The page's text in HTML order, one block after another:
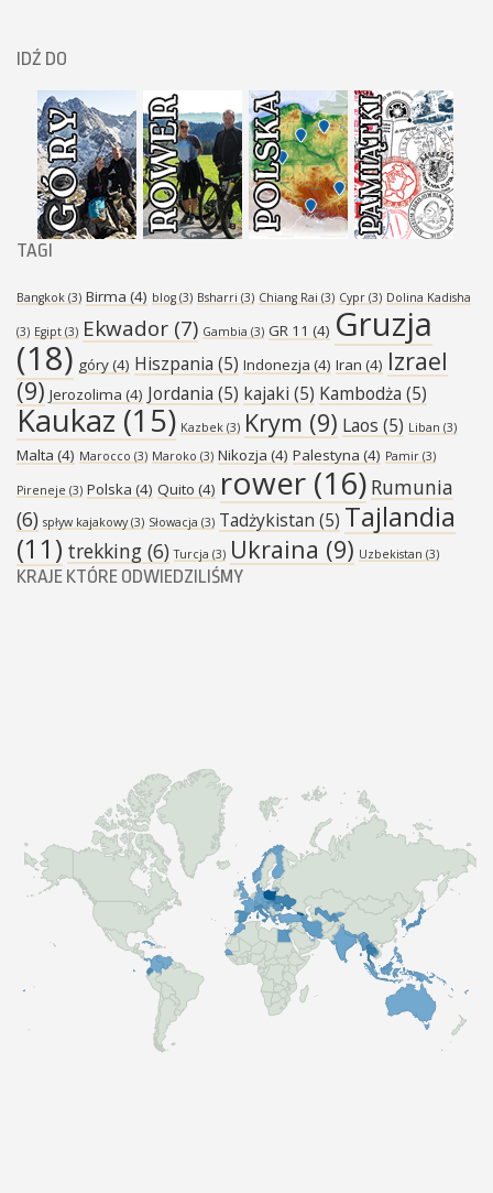
IDŹ DO
TAGI
Bangkok (3) Birma (4) blog (3) Bsharri (3) Chiang Rai (3) Cypr (3) Dolina Kadisha
(3) Egipt (3) Ekwador (7) Gambia (3) GR 11 (4) Gruzja
(18) góry(4) Hiszpania (5) Indonezja (4) Iran (4) Izrael
(9) Jerozolima (4) Jordania (5) kajaki (5) Kambodża (5)
Kaukaz (15) Kazbek (3) Krym (9) Laos (5) Liban (3)
Malta (4) Marocco (3) Maroko (3) Nikozja (4) Palestyna (4) Pamir (3)
Pireneje (3) Polska (4) Quito (4) rower (16) Rumunia
(6) spływ kajakowy(3) Słowacja (3) Tadżykistan (5) Tajlandia
(11) trekking (6) Turcja (3) Ukraina (9) Uzbekistan (3)
KRAJE KTÓRE ODWIEDZILIŚMY